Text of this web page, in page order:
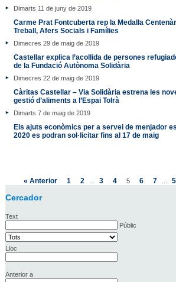
Dimarts 11 de juny de 2019
Carme Prat Fontcuberta rep la Medalla
Treball, Afers Socials i Famílies
Dimecres 29 de maig de 2019
Castellar explica l’acollida de persones
de la Fundació Autònoma Solidària
Dimecres 22 de maig de 2019
Càritas Castellar – Via Solidària estrena les
gestió d’aliments a l’Espai Tolrà
Dimarts 7 de maig de 2019
Els ajuts econòmics per a servei de menjador
2020 es podran sol·licitar fins al 17 de maig
« Anterior 1 2 3 4 5 6 7
Cercador
Text
Públic
Lloc
Anterior a